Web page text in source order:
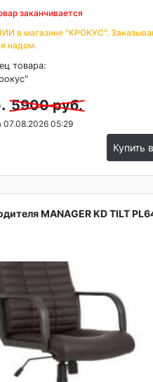
заканчивается
в магазине "КРОКУС".
надом.
товара:
5900 руб.
07.08.2026 05:29
Купить
MANAGER KD TILT